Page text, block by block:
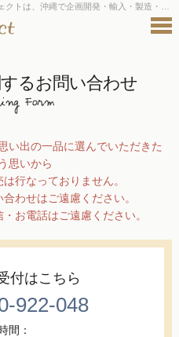
るお問い合わせ
い出の一品に選んでいただきた
思いから
行なっておりません。
わせはご遠慮ください。
お電話はご遠慮ください。
付はこちら
922-048
間：